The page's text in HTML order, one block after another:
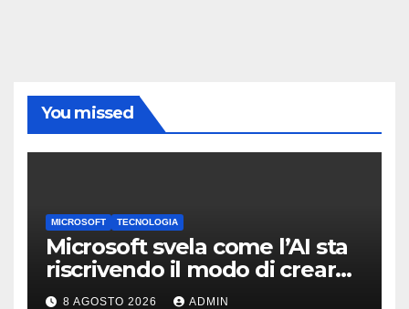
You missed
MICROSOFT TECNOLOGIA
Microsoft svela come l’AI sta
riscrivendo il modo di creare
software
8 AGOSTO 2026 ADMIN